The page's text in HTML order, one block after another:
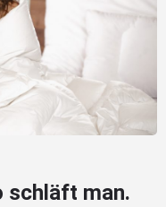
schläft man.